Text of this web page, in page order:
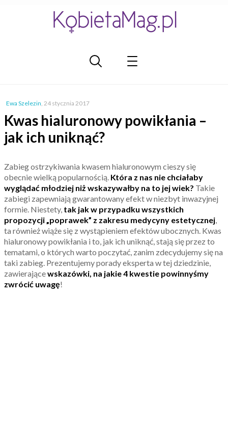
Ewa Szelezin, 24 stycznia 2017
Kwas hialuronowy powikłania –
jak ich uniknąć?
Zabieg ostrzykiwania kwasem hialuronowym cieszy się
obecnie wielką popularnością. Która z nas nie chciałaby
wyglądać młodziej niż wskazywałby na to jej wiek? Takie
zabiegi zapewniają gwarantowany efekt w niezbyt inwazyjnej
formie. Niestety, tak jak w przypadku wszystkich
propozycji „poprawek” z zakresu medycyny estetycznej,
ta również wiąże się z wystąpieniem efektów ubocznych. Kwas
hialuronowy powikłania i to, jak ich uniknąć, stają się przez to
tematami, o których warto poczytać, zanim zdecydujemy się na
taki zabieg. Prezentujemy porady eksperta w tej dziedzinie,
zawierającewskazówki, na jakie 4 kwestie powinnyśmy
zwrócić uwagę!